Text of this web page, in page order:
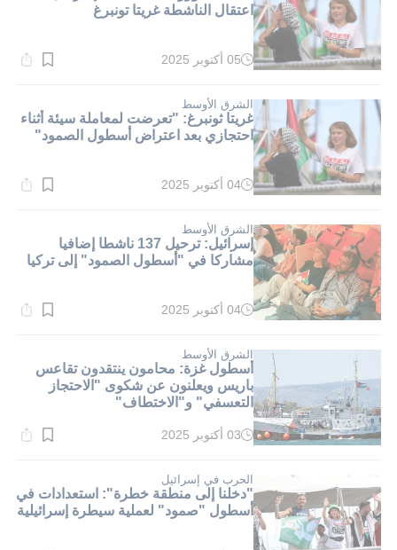
اعتقال الناشطة غريتا تونبرغ
وقت
دقيقة.
05 أكتوبر 2025
الشرق الأوسط
غريتا ثونبرغ: "تعرضت لمعاملة سيئة أثناء
احتجازي بعد اعتراض أسطول الصمود"
وقت
دقيقة.
04 أكتوبر 2025
الشرق الأوسط
إسرائيل: ترحيل 137 ناشطا إضافيا
مشاركا في "أسطول الصمود" إلى تركيا
وقت
دقيقة.
04 أكتوبر 2025
الشرق الأوسط
أسطول غزة: محامون ينتقدون تقاعس
باريس ويعلنون عن شكوى "الاحتجاز
التعسفي" و"الاختطاف"
وقت
دقيقة.
03 أكتوبر 2025
الحرب في إسرائيل
"دخلنا إلى منطقة خطرة": استعدادات في
أسطول "صمود" لعملية سيطرة إسرائيلية